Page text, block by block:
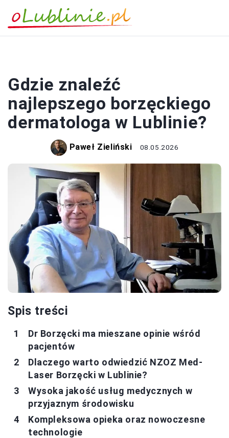
Gdzie znaleźć
najlepszego borzęckiego
dermatologa w Lublinie?
Paweł Zieliński 08.05.2026
Spis treści
Dr Borzęcki ma mieszane opinie wśród
pacjentów
Dlaczego warto odwiedzić NZOZ Med-
Laser Borzęcki w Lublinie?
Wysoka jakość usług medycznych w
przyjaznym środowisku
Kompleksowa opieka oraz nowoczesne
technologie